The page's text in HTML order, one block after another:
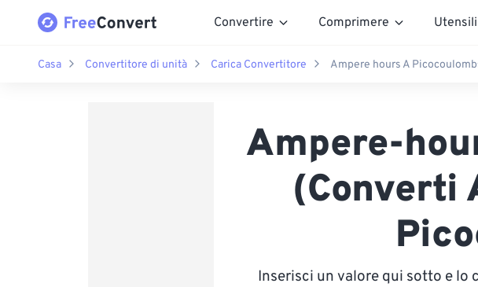
Convertire Comprimere Utensili
Casa Convertitore di unità Carica Convertitore Ampere hours A
Ampere-
(Converti
Inserisci un valore qui sotto e